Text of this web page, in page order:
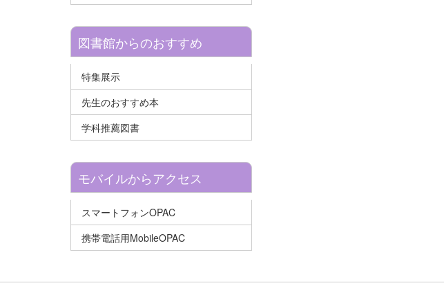
図書館からのおすすめ
特集展示
先生のおすすめ本
学科推薦図書
モバイルからアクセス
スマートフォンOPAC
携帯電話用MobileOPAC